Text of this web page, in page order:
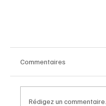
Commentaires
Rédigez un commentaire...